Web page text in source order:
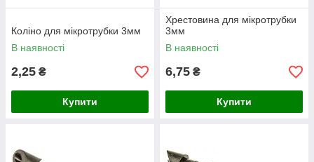
Коліно для мікротрубки 3мм
В наявності
2,25 ₴
Купити
Хрестовина для мікротрубки
3мм
В наявності
6,75 ₴
Купити